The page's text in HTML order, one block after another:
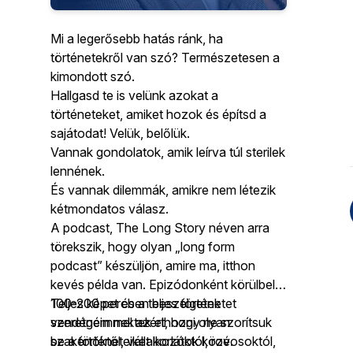
Mi a legerősebb hatás ránk, ha
történetekről van szó? Természetesen a
kimondott szó.
Hallgasd te is velünk azokat a
történeteket, amiket hozok és építsd a
sajátodat! Velük, belőlük.
Vannak gondolatok, amik leírva túl sterilek
lennének.
És vannak dilemmák, amikre nem létezik
kétmondatos válasz.
A podcast, The Long Story néven arra
törekszik, hogy olyan „long form
podcast” készüljön, amire ma, itthon
kevés példa van. Epizódonként körülbelül
100-200 percben beszélgetek
vendégeimmel azért, hogy ne szorítsuk
be a történeteiket korlátok közé.
Teljes képet és a teljes történetet
szeretném nektek elhozni olyan
szakértőktől, vállalkozóktól, rovosoktól,